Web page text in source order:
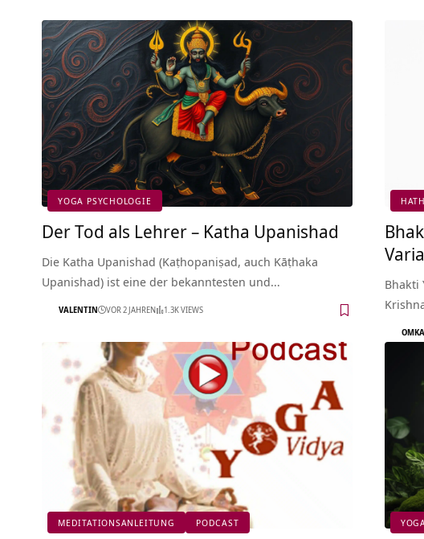
YOGA PSYCHOLOGIE
Der Tod als Lehrer – Katha Upanishad
Die Katha Upanishad (Kaṭhopaniṣad, auch Kāṭhaka
Upanishad) ist eine der bekanntesten und…
VALENTIN VOR 2 JAHREN 1.3K VIEWS
Bhakti
MEDITATIONSANLEITUNG PODCAST